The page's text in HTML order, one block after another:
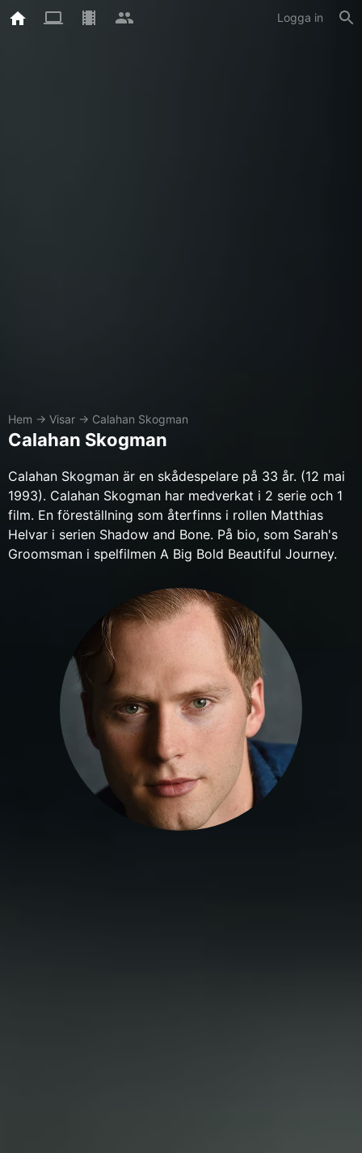
Logga in
Hem → Visar → Calahan Skogman
Calahan Skogman
Calahan Skogman är en skådespelare på 33 år. (12 mai
1993). Calahan Skogman har medverkat i 2 serie och 1
film. En föreställning som återfinns i rollen Matthias
Helvar i serien Shadow and Bone. På bio, som Sarah's
Groomsman i spelfilmen A Big Bold Beautiful Journey.